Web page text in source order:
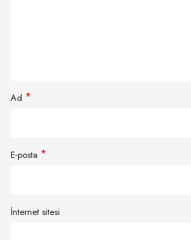
Ad *
E-posta *
İnternet sitesi